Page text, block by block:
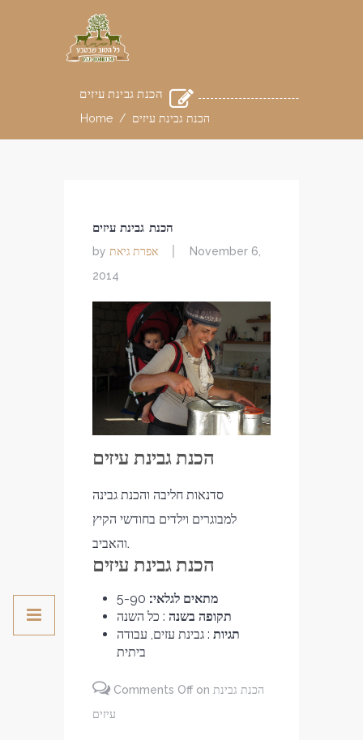
הכנת גבינת עיזים
Home / הכנת גבינת עיזים
הכנת גבינת עיזים
by אפרת גיאת
November 6,
2014
הכנת גבינת עיזים
סדנאות חליבה והכנת גבינה
למבוגרים וילדים בחודשי הקיץ
והאביב.
הכנת גבינת עיזים
מתאים לגלאי:
תקופה בשנה : כל השנה
תגיות : גבינת עזים, עבודה
ביתית
Comments Offon הכנת גבינת
עיזים